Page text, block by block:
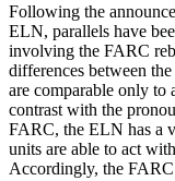
Following the
ELN, parallels have
involving the FARC
differences between
are comparable only to
contrast with the
FARC, the ELN has a
units are able to act
Accordingly, the